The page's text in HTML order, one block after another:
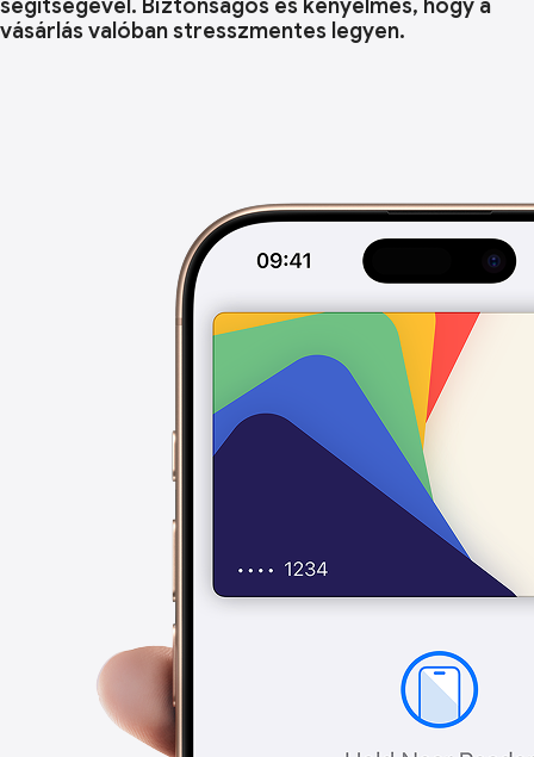
segítségével. Biztonságos és kényelmes, hogy a
vásárlás valóban stresszmentes legyen.